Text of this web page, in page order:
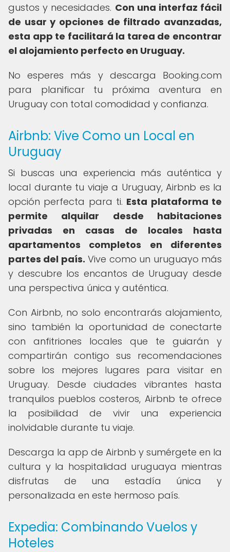
gustos y necesidades. Con una interfaz fácil
de usar y opciones de filtrado avanzadas,
esta app te facilitará la tarea de encontrar
el alojamiento perfecto en Uruguay.
No esperes más y descarga Booking.com
para planificar tu próxima aventura en
Uruguay con total comodidad y confianza.
Airbnb: Vive Como un Local en
Uruguay
Si buscas una experiencia más auténtica y
local durante tu viaje a Uruguay, Airbnb es la
opción perfecta para ti. Esta plataforma te
permite alquilar desde habitaciones
privadas en casas de locales hasta
apartamentos completos en diferentes
partes del país. Vive como un uruguayo más
y descubre los encantos de Uruguay desde
una perspectiva única y auténtica.
Con Airbnb, no solo encontrarás alojamiento,
sino también la oportunidad de conectarte
con anfitriones locales que te guiarán y
compartirán contigo sus recomendaciones
sobre los mejores lugares para visitar en
Uruguay. Desde ciudades vibrantes hasta
tranquilos pueblos costeros, Airbnb te ofrece
la posibilidad de vivir una experiencia
inolvidable durante tu viaje.
Descarga la app de Airbnb y sumérgete en la
cultura y la hospitalidad uruguaya mientras
disfrutas de una estadía única y
personalizada en este hermoso país.
Expedia: Combinando Vuelos y
Hoteles